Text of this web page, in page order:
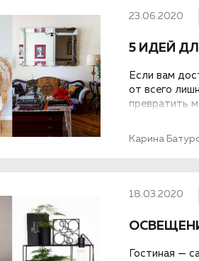
23.06.2020
5 ИДЕЙ
Если вам
от всего
превратить
Карина
18.03.2020
Гостиная —